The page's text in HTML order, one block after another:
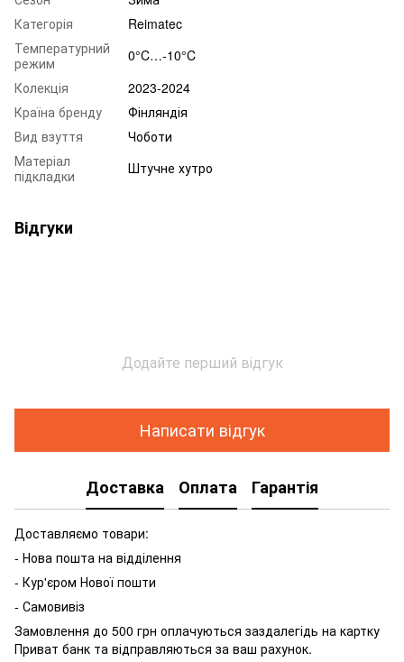
Категорія
Reimatec
Температурний
режим
0°C…-10°C
Колекція
2023-2024
Країна бренду
Фінляндія
Вид взуття
Чоботи
Матеріал
підкладки
Штучне хутро
Відгуки
Додайте перший відгук
Написати відгук
Доставка Оплата Гарантія
Доставляємо товари:
- Нова пошта на відділення
- Кур'єром Нової пошти
- Самовивіз
Замовлення до 500 грн оплачуються заздалегідь на картку
Приват банк та відправляються за ваш рахунок.